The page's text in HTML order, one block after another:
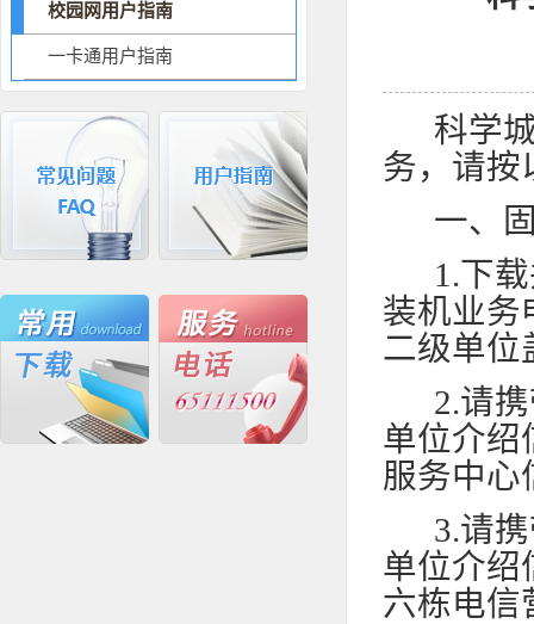
校园网用户指南
一卡通用户指南
科学
务，请按
一、
1.下
装机业务
二级单位
2.请
单位介绍
服务中心
3.请
单位介绍
六栋电信